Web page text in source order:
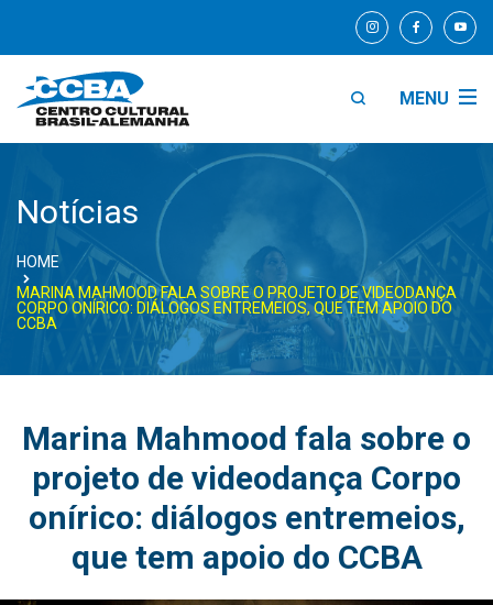
MENU
Notícias
HOME
MARINA MAHMOOD FALA SOBRE O PROJETO DE VIDEODANÇA
CORPO ONÍRICO: DIÁLOGOS ENTREMEIOS, QUE TEM APOIO DO
CCBA
Marina Mahmood fala sobre o
projeto de videodança Corpo
onírico: diálogos entremeios,
que tem apoio do CCBA